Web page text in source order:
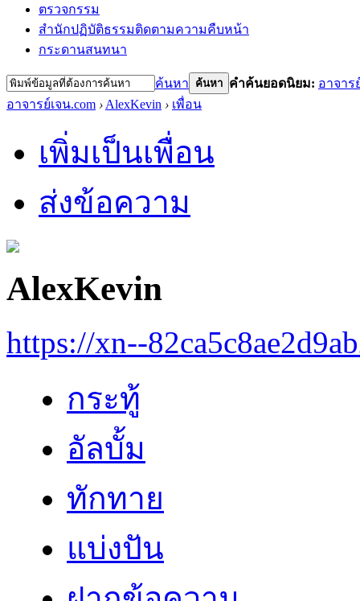
ตรวจกรรม
สำนักปฏิบัติธรรมติดตามความคืบหน้า
กระดานสนทนา
ค้นหา ค้นหา คำค้นยอดนิยม: อาจาร
อาจารย์เจน.com › AlexKevin › เพื่อน
เพิ่มเป็นเพื่อน
ส่งข้อความ
AlexKevin
https://xn--
กระทู้
อัลบั้ม
ทักทาย
แบ่งปัน